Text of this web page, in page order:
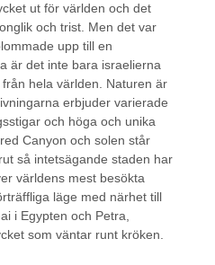
ut för världen och det
och trist. Men det var
upp till en
är det inte bara israelierna
hela världen. Naturen är
erbjuder varierade
och höga och unika
Canyon och solen står
så intetsägande staden har
världens mest besökta
läge med närhet till
i Egypten och Petra,
som väntar runt kröken.